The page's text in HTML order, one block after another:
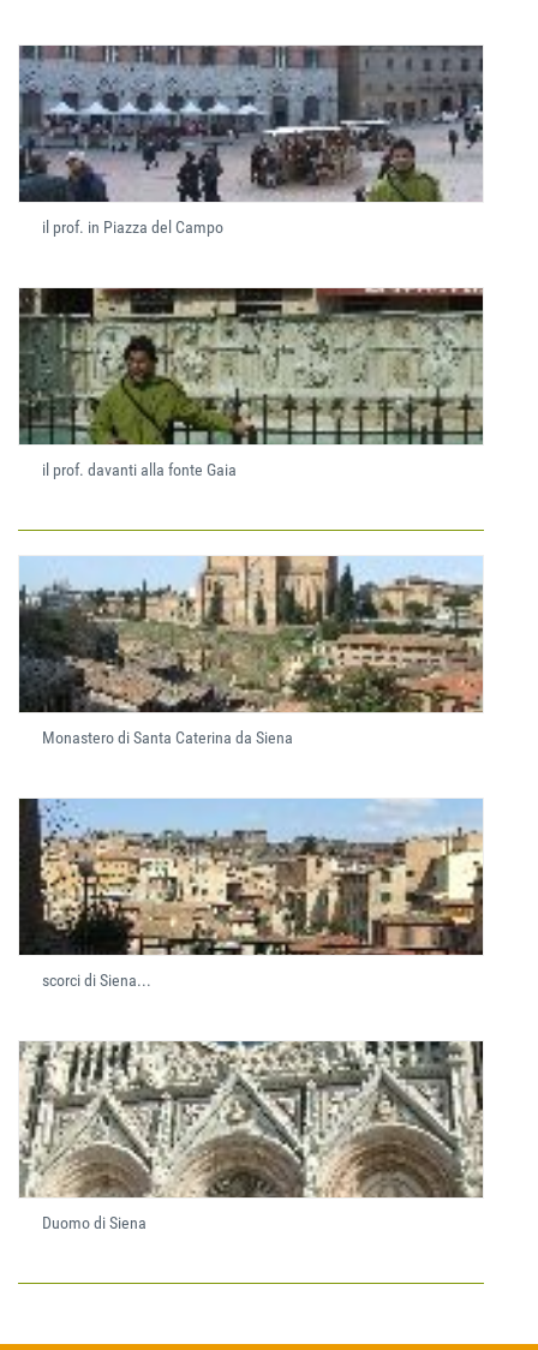
il prof. in Piazza del Campo
il prof. davanti alla fonte Gaia
Monastero di Santa Caterina da Siena
scorci di Siena...
Duomo di Siena